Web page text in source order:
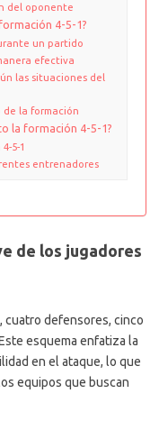
del oponente
4-5-1?
un partido
efectiva
las situaciones del
la formación
la formación 4-5-1?
5-1
entrenadores
de los jugadores
cuatro defensores, cinco
esquema enfatiza la
en el ataque, lo que
equipos que buscan